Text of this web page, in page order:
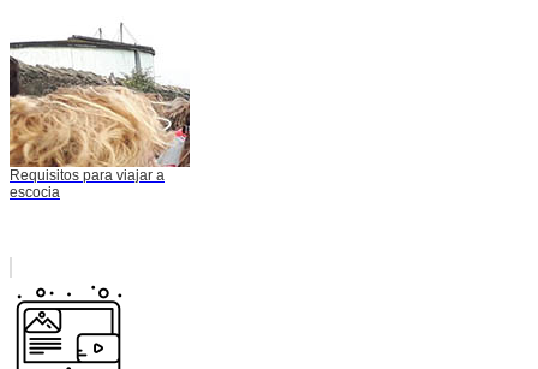
Requisitos para viajar a
escocia